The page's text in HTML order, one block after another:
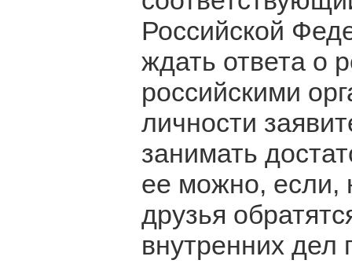
Российской
ждать ответа о
российскими
личности
занимать
ее можно, если,
друзья
внутренних дел